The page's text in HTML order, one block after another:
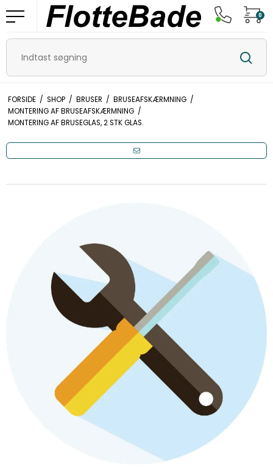
0
FORSIDE / SHOP / BRUSER / BRUSEAFSKÆRMNING /
MONTERING AF BRUSEAFSKÆRMNING /
MONTERING AF BRUSEGLAS, 2 STK GLAS.